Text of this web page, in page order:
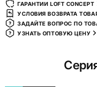
ГАРАНТИИ LOFT CONCEPT
УСЛОВИЯ ВОЗВРАТА
ЗАДАЙТЕ ВОПРОС ПО
УЗНАТЬ ОПТОВУЮ ЦЕНУ